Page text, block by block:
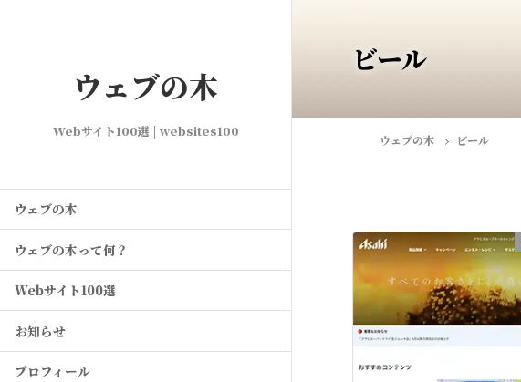
ウェブの木
Webサイト100選 | websites100
ウェブの木
ウェブの木って何？
Webサイト100選
お知らせ
プロフィール
ビール
ウェブの木 ビール